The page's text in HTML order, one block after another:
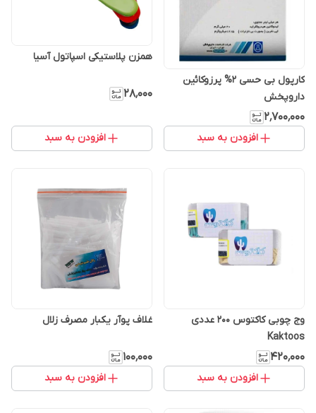
کارپول بی حسی 2% پرزوکائین
داروپخش
۲٬۷۰۰٬۰۰۰
افزودن به سبد
همزن پلاستیکی اسپاتول آسیا
۲۸٬۰۰۰
افزودن به سبد
وج چوبی کاکتوس 200 عددی
Kaktoos
۴۲۰٬۰۰۰
افزودن به سبد
غلاف پوآر یکبار مصرف زلال
۱۰۰٬۰۰۰
افزودن به سبد